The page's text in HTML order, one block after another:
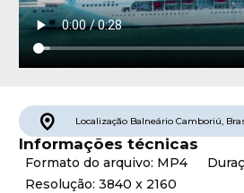
Localização Balneário Camboriú,
Informações técnicas
Formato do arquivo: MP4
Resolução: 3840 x 2160